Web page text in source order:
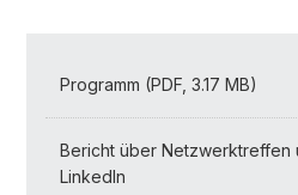
Programm (PDF, 3.17 MB)
Bericht über Netzwerktreffen
LinkedIn